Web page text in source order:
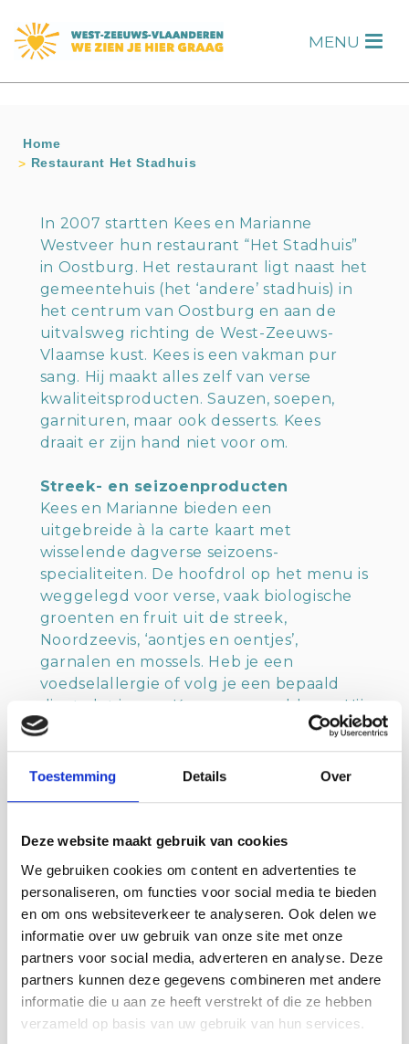
Toestemming Details Over
Deze website maakt gebruik van cookies
We gebruiken cookies om content en advertenties te
personaliseren, om functies voor social media te bieden
en om ons websiteverkeer te analyseren. Ook delen we
informatie over uw gebruik van onze site met onze
partners voor social media, adverteren en analyse. Deze
partners kunnen deze gegevens combineren met andere
informatie die u aan ze heeft verstrekt of die ze hebben
verzameld op basis van uw gebruik van hun services.
MENU H
Home
Restaurant Het Stadhuis
In 2007 startten Kees en Marianne
Westveer hun restaurant “Het Stadhuis”
in Oostburg. Het restaurant ligt naast het
gemeentehuis (het ‘andere’ stadhuis) in
het centrum van Oostburg en aan de
uitvalsweg richting de West-Zeeuws-
Vlaamse kust. Kees is een vakman pur
sang. Hij maakt alles zelf van verse
kwaliteitsproducten. Sauzen, soepen,
garnituren, maar ook desserts. Kees
draait er zijn hand niet voor om.
Streek- en seizoenproducten
Kees en Marianne bieden een
uitgebreide à la carte kaart met
wisselende dagverse seizoens-
specialiteiten. De hoofdrol op het menu is
weggelegd voor verse, vaak biologische
groenten en fruit uit de streek,
Noordzeevis, ‘aontjes en oentjes’,
garnalen en mossels. Heb je een
voedselallergie of volg je een bepaald
dieet, dat is voor Kees geen probleem. Hij
kan rekening houden met een groot
aantal dieetwensen bij het bereiden van
zijn verse producten. Vegetariërs mogen
West-Zeeuws-Vlaanderen in het bezit
Vegetariërsbond. Op de uitgebreide
menukaart, zowel voor lunch en diner,
tref je diverse vlees- en visspecialiteiten,
wisselende seizoensuggesties en niet te
vergeten altijd een verrassend goed
vegetarisch menu. Denk hierbij aan
geroosterde spitskool met chimichurri,
gevulde artisjok en knolseldervingers